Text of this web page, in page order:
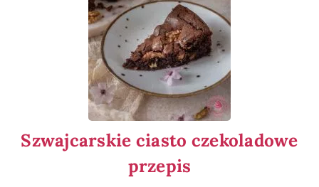
Szwajcarskie ciasto czekoladowe
przepis